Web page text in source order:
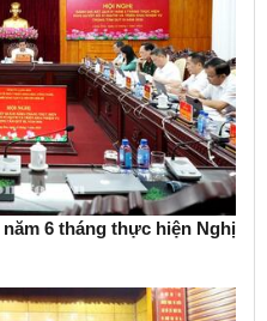
6 tháng thực hiện Nghị